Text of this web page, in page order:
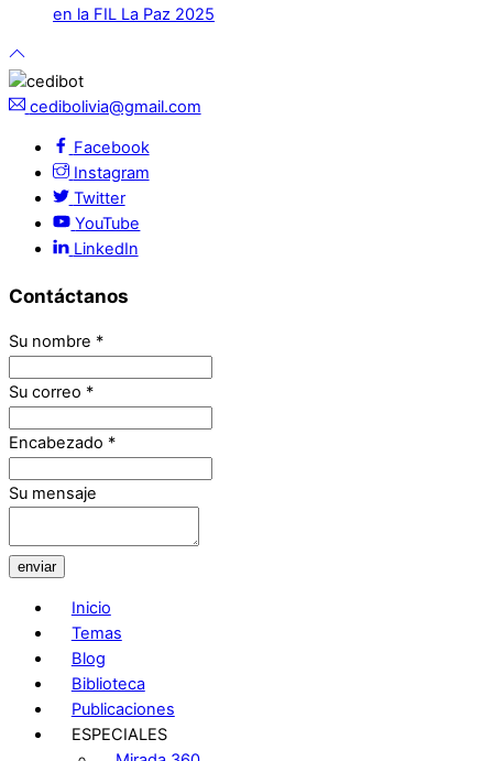
en la FIL La Paz 2025
cedibolivia@gmail.com
Facebook
Instagram
Twitter
YouTube
LinkedIn
Contáctanos
Su nombre *
Su correo *
Encabezado *
Su mensaje
enviar
Inicio
Temas
Blog
Biblioteca
Publicaciones
ESPECIALES